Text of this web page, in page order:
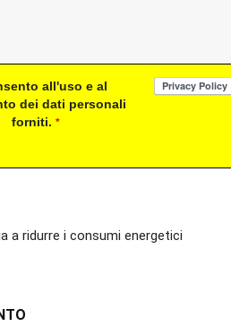
all'uso e al
dei dati personali
forniti.*
a ridurre i consumi energetici